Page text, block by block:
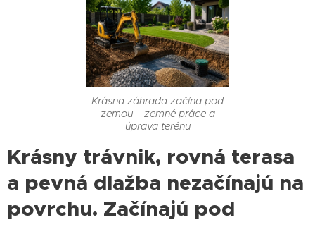
Krásna záhrada začína pod
zemou – zemné práce a
úprava terénu
Krásny trávnik, rovná terasa
a pevná dlažba nezačínajú na
povrchu. Začínajú pod